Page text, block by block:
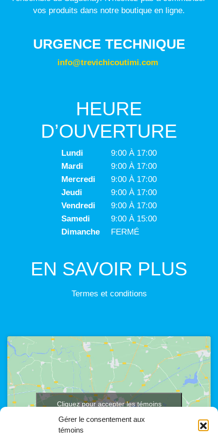
Gérer le consentement aux
témoins
vos produits dans notre boutique en ligne.
URGENCE TECHNIQUE
info@trevichicoutimi.com
HEURE
D’OUVERTURE
Lundi
9:00 À 17:00
Mardi
9:00 À 17:00
Mercredi
9:00 À 17:00
Jeudi
9:00 À 17:00
Vendredi
9:00 À 17:00
Samedi
9:00 À 15:00
Dimanche
FERMÉ
EN SAVOIR PLUS
Termes et conditions
Cliquez pour accepter les témoins
marketing et activer ce contenu